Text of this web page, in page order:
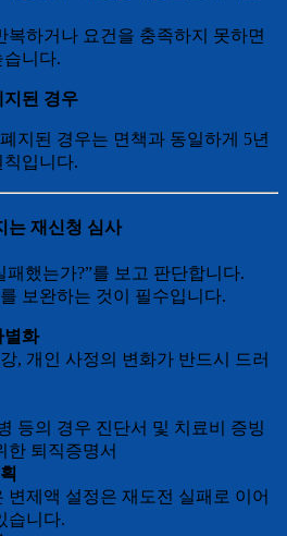
복하거나 요건을 충족하지 못하면
습니다.
지된 경우
지된 경우는 면책과 동일하게 5년
입니다.
는 재신청 심사
했는가?”를 보고 판단합니다.
보완하는 것이 필수입니다.
별화
, 개인 사정의 변화가 반드시 드러
등의 경우 진단서 및 치료비 증빙
한 퇴직증명서
변제액 설정은 재도전 실패로 이어
습니다.